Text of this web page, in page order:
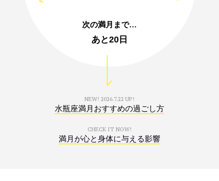
次の満月まで…
あと20日
NEW! 2026.7.22 UP!
水瓶座満月おすすめの過ごし方
CHECK IT NOW!
満月が心と身体に与える影響